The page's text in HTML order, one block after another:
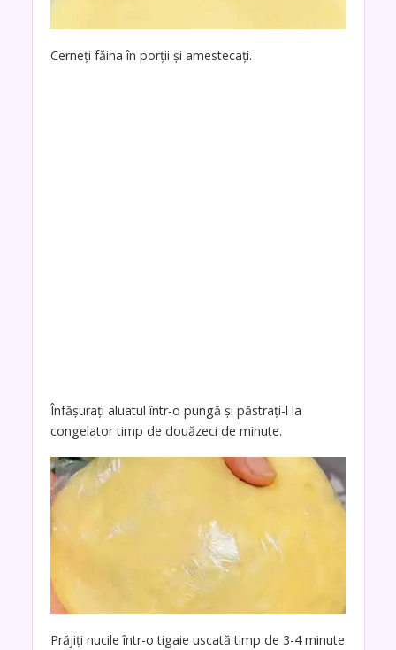
Cerneți făina în porții și amestecați.
Înfășurați aluatul într-o pungă și păstrați-l la
congelator timp de douăzeci de minute.
Prăjiți nucile într-o tigaie uscată timp de 3-4 minute